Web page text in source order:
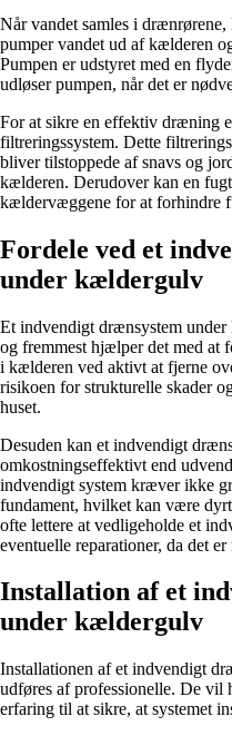
Når vandet samles i
pumper vandet ud af kælderen
Pumpen er udstyret med en
udløser pumpen, når det er
For at sikre en effektiv dræning
filtreringssystem. Dette
bliver tilstoppede af snavs og
kælderen. Derudover kan en
kældervæggene for at forhindre
Fordele ved et
under kældergulv
Et indvendigt drænsystem
og fremmest hjælper det med at
i kælderen ved aktivt at fjerne
risikoen for strukturelle skader
huset.
Desuden kan et indvendigt
omkostningseffektivt end
indvendigt system kræver ikke
fundament, hvilket kan være
ofte lettere at vedligeholde et
eventuelle reparationer, da det
Installation af et
under kældergulv
Installationen af et indvendigt
udføres af professionelle. De vil
erfaring til at sikre, at systemet